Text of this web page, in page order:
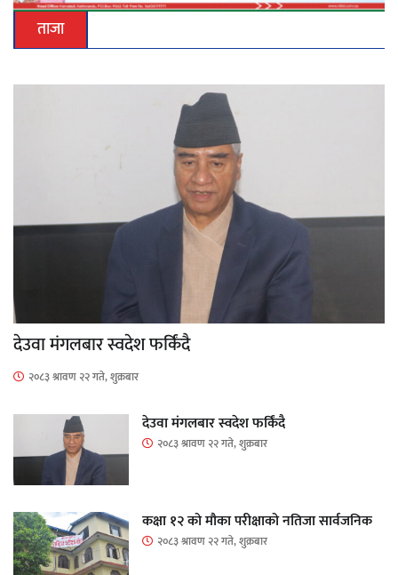
ताजा
देउवा मंगलबार स्वदेश फर्किंदै
२०८३ श्रावण २२ गते, शुक्रबार
देउवा मंगलबार स्वदेश फर्किंदै
२०८३ श्रावण २२ गते, शुक्रबार
कक्षा १२ को मौका परीक्षाको नतिजा सार्वजनिक
२०८३ श्रावण २२ गते, शुक्रबार